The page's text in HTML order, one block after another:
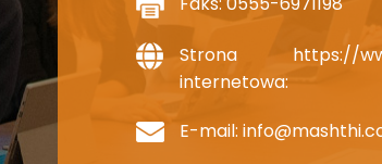
Strona
internetowa:
https://
E-mail: